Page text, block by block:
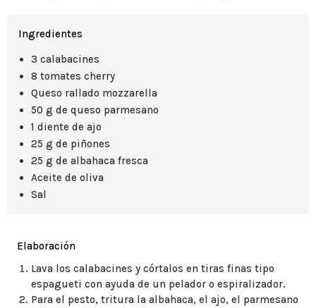
Ingredientes
3 calabacines
8 tomates cherry
Queso rallado mozzarella
50 g de queso parmesano
1 diente de ajo
25 g de piñones
25 g de albahaca fresca
Aceite de oliva
Sal
Elaboración
Lava los calabacines y córtalos en tiras finas tipo
espagueti con ayuda de un pelador o espiralizador.
Para el pesto, tritura la albahaca, el ajo, el parmesano